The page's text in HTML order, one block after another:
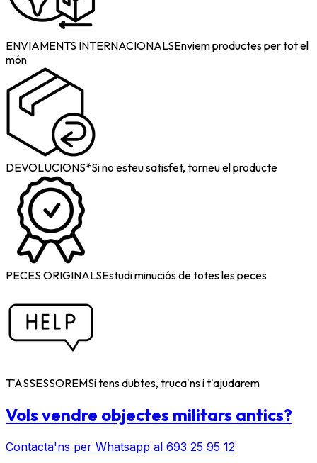
ENVIAMENTS INTERNACIONALSEnviem productes per tot el
món
DEVOLUCIONS*Si no esteu satisfet, torneu el producte
PECES ORIGINALSEstudi minuciós de totes les peces
T'ASSESSOREMSi tens dubtes, truca'ns i t'ajudarem
Vols vendre objectes militars antics?
Contacta'ns per Whatsapp al 693 25 95 12